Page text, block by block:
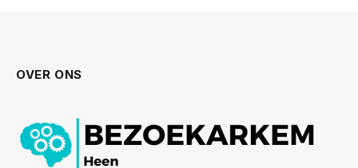
OVER ONS